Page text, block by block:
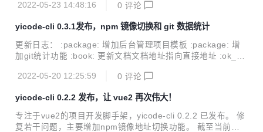
n/%E5%BC%80%E6%BA%90%E9%A1%B9%E7%9B%AE/y
B%8B.html) ## 仓库 > github 仓库地址 [https://github.com/
chenbimo/yigezi](htt...
2022-05-23 14:48:16 0 评论
yicode-cli 0.3.1发布，npm 镜像切换和 git 数据统计
更新日志： :package: 增加后台管理项目模板 :package: 增
加git统计功能 :book: 更新文档文档地址指向直接地址 :ok_ha
_hand: 修改npm命令，查询和显示的位置 yicode-cli 让 vue2
icode-cli 使用文档 仓库地址 github 仓库地址 https://github.c
om/chenbimo/yicode-cli gitee 仓库地址 https://gitee.com/c
henbimo/yicode...
2022-05-20 12:25:59 0 评论
yicode-cli 0.2.2 发布，让 vue2 再次伟大！
专注于vue2的项目开发脚手架，yicode-cli 0.2.2 已发布。 修
复若干问题，主要增加npm镜像地址切换功能。 截至当前，yi